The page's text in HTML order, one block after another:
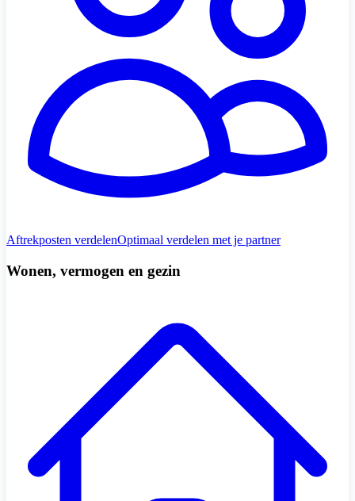
Aftrekposten verdelenOptimaal verdelen met je partner
Wonen, vermogen en gezin